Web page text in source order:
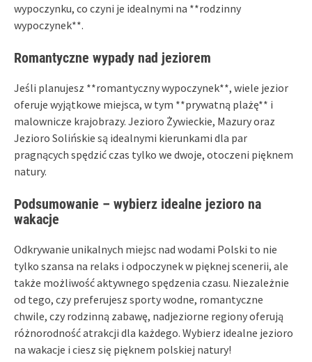
wypoczynku, co czyni je idealnymi na **rodzinny
wypoczynek**.
Romantyczne wypady nad jeziorem
Jeśli planujesz **romantyczny wypoczynek**, wiele jezior
oferuje wyjątkowe miejsca, w tym **prywatną plażę** i
malownicze krajobrazy. Jezioro Żywieckie, Mazury oraz
Jezioro Solińskie są idealnymi kierunkami dla par
pragnących spędzić czas tylko we dwoje, otoczeni pięknem
natury.
Podsumowanie – wybierz idealne jezioro na
wakacje
Odkrywanie unikalnych miejsc nad wodami Polski to nie
tylko szansa na relaks i odpoczynek w pięknej scenerii, ale
także możliwość aktywnego spędzenia czasu. Niezależnie
od tego, czy preferujesz sporty wodne, romantyczne
chwile, czy rodzinną zabawę, nadjeziorne regiony oferują
różnorodność atrakcji dla każdego. Wybierz idealne jezioro
na wakacje i ciesz się pięknem polskiej natury!